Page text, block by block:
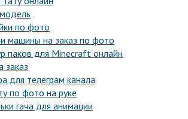
по фото
машины на заказ по фото
паков для Minecraft онлайн
заказ
для телеграм канала
по фото на руке
гача для анимации